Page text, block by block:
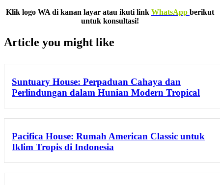
Klik logo WA di kanan layar atau ikuti link WhatsApp berikut
untuk konsultasi!
Article you might like
Suntuary House: Perpaduan Cahaya dan
Perlindungan dalam Hunian Modern Tropical
Pacifica House: Rumah American Classic untuk
Iklim Tropis di Indonesia